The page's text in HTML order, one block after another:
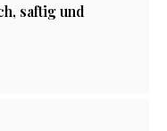
saftig und